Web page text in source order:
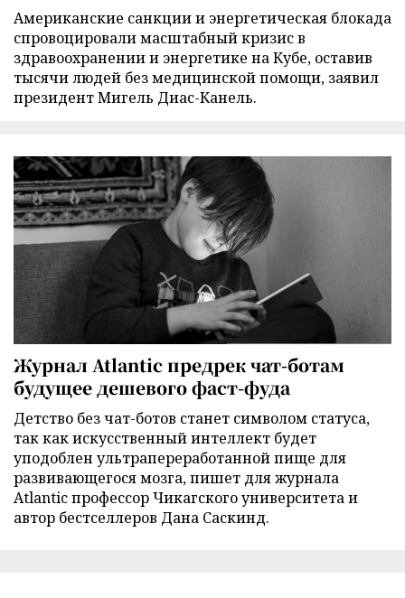
Американские санкции и энергетическая блокада
спровоцировали масштабный кризис в
здравоохранении и энергетике на Кубе, оставив
тысячи людей без медицинской помощи, заявил
президент Мигель Диас-Канель.
Журнал Atlantic предрек чат-ботам
будущее дешевого фаст-фуда
Детство без чат-ботов станет символом статуса,
так как искусственный интеллект будет
уподоблен ультрапереработанной пище для
развивающегося мозга, пишет для журнала
Atlantic профессор Чикагского университета и
автор бестселлеров Дана Саскинд.